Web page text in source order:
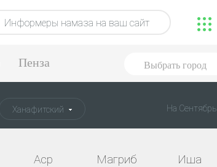
Информеры намаза на ваш сайт
Пенза Выбрать город
Ханафитский На Сентябрь
Аср Магриб Иша